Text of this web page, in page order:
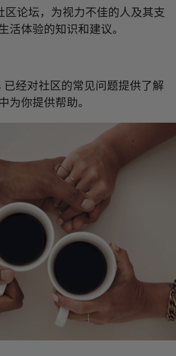
区论坛，为视力不佳的人及其支
活体验的知识和建议。
经对社区的常见问题提供了解
为你提供帮助。